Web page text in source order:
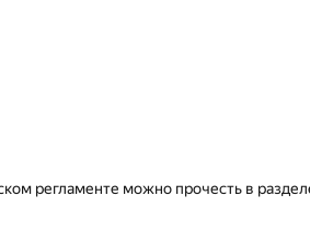
регламенте можно прочесть в